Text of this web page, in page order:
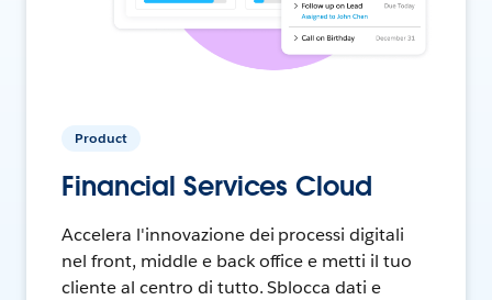
Product
Financial Services Cloud
Accelera l'innovazione dei processi digitali
nel front, middle e back office e metti il tuo
cliente al centro di tutto. Sblocca dati e